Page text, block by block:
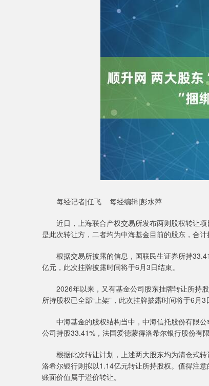
每经记者|任飞 每经编辑|彭水萍
近日，上海联合产权交易所发布两则股权转让项
是此次转让方，二者均为中海基金目前的股东，合
根据交易所披露的信息，国联民生证券所持
亿元，此次挂牌披露时间将于6月3日结束。
2026年以来，又有基金公司股东挂牌转让所持股
所持股权已全部“上架”，此次挂牌披露时间将于6月3
中海基金的股权结构当中，中海信托股份有限公
公司持股33.41%，法国爱德蒙得洛希尔银行股份有
根据此次转让计划，上述两大股东均为清仓式转
洛希尔银行则拟以1.14亿元转让所持股权。值得注
账面价值属于溢价转让。